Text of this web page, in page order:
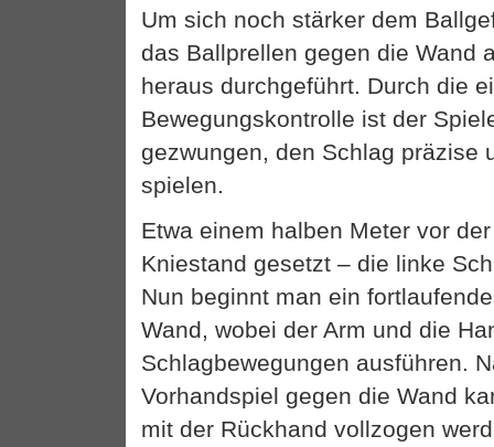
Um sich noch stärker dem
das Ballprellen gegen die Wand
heraus durchgeführt. Durch die
Bewegungskontrolle ist der
gezwungen, den Schlag präzise
spielen.
Etwa einem halben Meter vor
Kniestand gesetzt – die linke
Nun beginnt man ein
Wand, wobei der Arm und die
Schlagbewegungen ausführen.
Vorhandspiel gegen die Wand
mit der Rückhand vollzogen